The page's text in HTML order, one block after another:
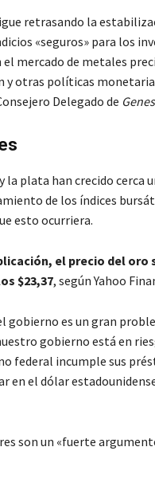
retrasando la
«seguros» para los
mercado de metales
y otras políticas
Delegado de
plata han crecido cerca
de los índices
esto ocurriera.
el precio del oro
$23,37, según Yahoo
gobierno es un gran
gobierno está en
federal incumple sus
en el dólar
son un «fuerte